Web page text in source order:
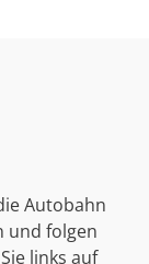
Autobahn
und folgen
links auf